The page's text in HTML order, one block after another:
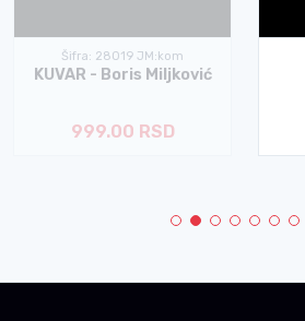
Šifra: 28019 JM:kom
KUVAR - Boris Miljković
999.00 RSD